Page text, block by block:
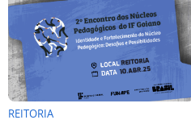
REITORIA